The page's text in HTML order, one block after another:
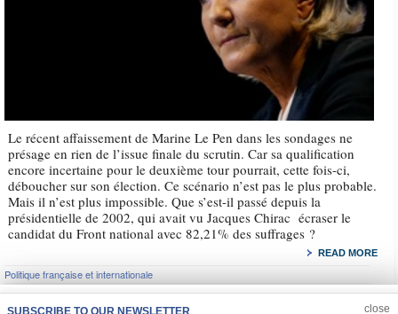
Le récent affaissement de Marine Le Pen dans les sondages ne
présage en rien de l’issue finale du scrutin. Car sa qualification
encore incertaine pour le deuxième tour pourrait, cette fois-ci,
déboucher sur son élection. Ce scénario n’est pas le plus probable.
Mais il n’est plus impossible. Que s’est-il passé depuis la
présidentielle de 2002, qui avait vu Jacques Chirac écraser le
candidat du Front national avec 82,21% des suffrages ?
READ MORE
Politique française et internationale
SUBSCRIBE TO OUR NEWSLETTER close
JOIN US CLOSE